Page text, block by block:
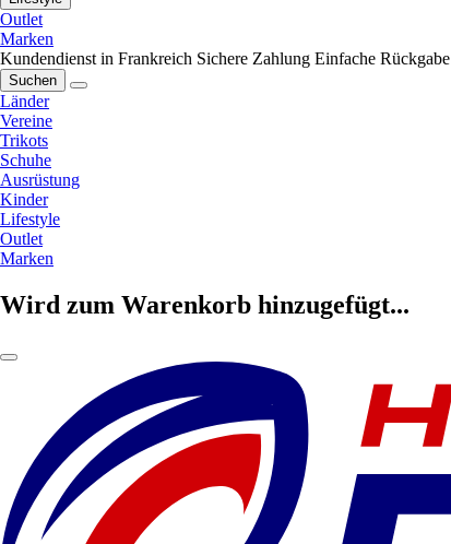
Outlet
Marken
Kundendienst in Frankreich Sichere Zahlung Einfache Rückgabe
Suchen
Länder
Vereine
Trikots
Schuhe
Ausrüstung
Kinder
Lifestyle
Outlet
Marken
Wird zum Warenkorb hinzugefügt...